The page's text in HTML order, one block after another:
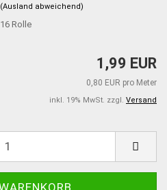
(Ausland abweichend)
16Rolle
1,99 EUR
0,80 EUR pro Meter
inkl. 19% MwSt. zzgl. Versand